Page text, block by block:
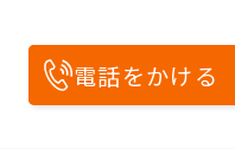
電話をかける